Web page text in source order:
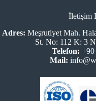
İletişim
Adres: Meşrutiyet Mah.
St. No: 112 K: 3
Telefon: +90
Mail: